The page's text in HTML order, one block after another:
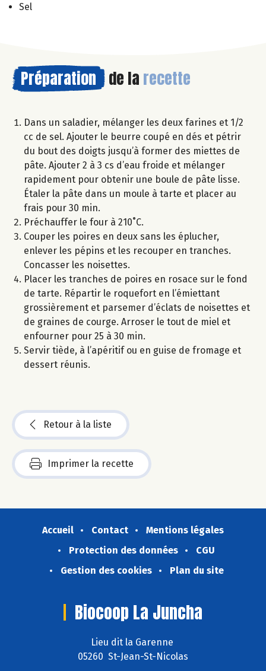
Sel
Préparation de la recette
Dans un saladier, mélanger les deux farines et 1/2
cc de sel. Ajouter le beurre coupé en dés et pétrir
du bout des doigts jusqu’à former des miettes de
pâte. Ajouter 2 à 3 cs d’eau froide et mélanger
rapidement pour obtenir une boule de pâte lisse.
Étaler la pâte dans un moule à tarte et placer au
frais pour 30 min.
Préchauffer le four à 210˚C.
Couper les poires en deux sans les éplucher,
enlever les pépins et les recouper en tranches.
Concasser les noisettes.
Placer les tranches de poires en rosace sur le fond
de tarte. Répartir le roquefort en l’émiettant
grossièrement et parsemer d’éclats de noisettes et
de graines de courge. Arroser le tout de miel et
enfourner pour 25 à 30 min.
Servir tiède, à l’apéritif ou en guise de fromage et
dessert réunis.
Retour à la liste
Imprimer la recette
Accueil Contact
Mentions légales
Protection des données
CGU
Gestion des cookies
Plan du site
Biocoop La Juncha
Lieu dit la Garenne
05260 St-Jean-St-Nicolas